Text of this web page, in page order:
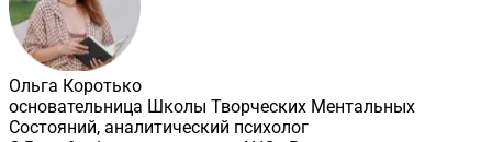
Ольга Коротько
основательница Школы Творческих Ментальных
Состояний, аналитический психолог